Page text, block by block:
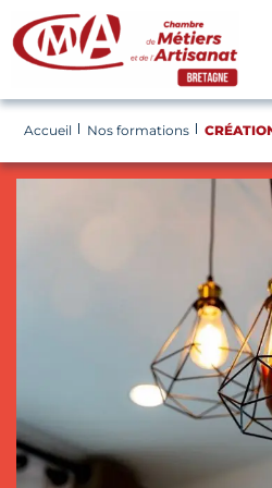
Panneau de gestion des cookies
Accueil Nos formations